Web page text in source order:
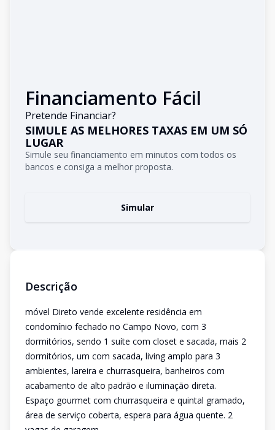
Financiamento Fácil
Pretende Financiar?
SIMULE AS MELHORES TAXAS EM UM SÓ
LUGAR
Simule seu financiamento em minutos com todos os
bancos e consiga a melhor proposta.
Simular
Descrição
móvel Direto vende excelente residência em
condomínio fechado no Campo Novo, com 3
dormitórios, sendo 1 suíte com closet e sacada, mais 2
dormitórios, um com sacada, living amplo para 3
ambientes, lareira e churrasqueira, banheiros com
acabamento de alto padrão e iluminação direta.
Espaço gourmet com churrasqueira e quintal gramado,
área de serviço coberta, espera para água quente. 2